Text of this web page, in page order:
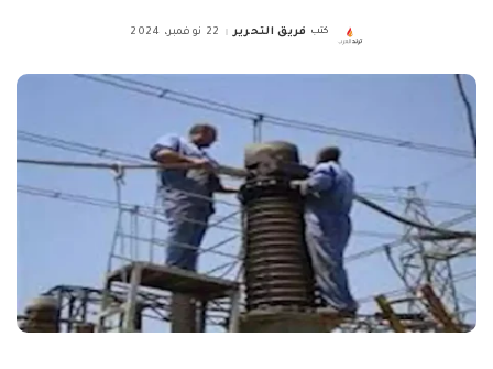
Posted
كتب فريق التحرير 22 نوفمبر، 2024